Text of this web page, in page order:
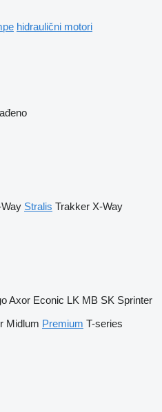
hidraulični motori
Stralis Trakker X-Way
Axor Econic LK MB SK Sprinter
Midlum Premium T-series